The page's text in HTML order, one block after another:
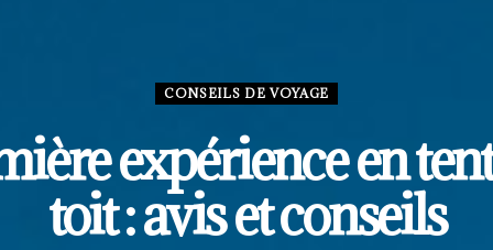
CONSEILS DE VOYAGE
expérience en
toit : avis et conseils